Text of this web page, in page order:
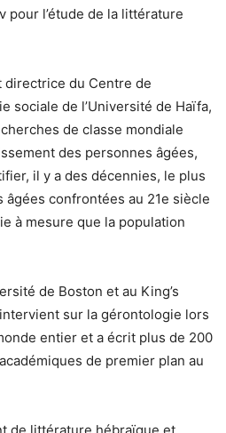
pour l’étude de la littérature
du Centre de
sociale de l’Université de Haïfa,
de classe mondiale
des personnes âgées,
il y a des décennies, le plus
confrontées au 21e siècle
à mesure que la population
de Boston et au King’s
sur la gérontologie lors
entier et a écrit plus de 200
de premier plan au
de littérature hébraïque et